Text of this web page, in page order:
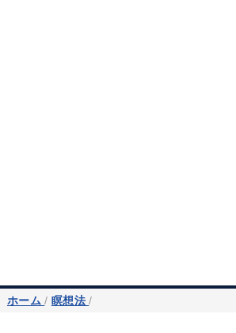
ホーム / 瞑想法 /